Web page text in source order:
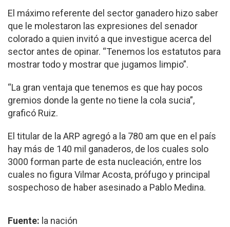
El máximo referente del sector ganadero hizo saber
que le molestaron las expresiones del senador
colorado a quien invitó a que investigue acerca del
sector antes de opinar. “Tenemos los estatutos para
mostrar todo y mostrar que jugamos limpio”.
“La gran ventaja que tenemos es que hay pocos
gremios donde la gente no tiene la cola sucia”,
graficó Ruiz.
El titular de la ARP agregó a la 780 am que en el país
hay más de 140 mil ganaderos, de los cuales solo
3000 forman parte de esta nucleación, entre los
cuales no figura Vilmar Acosta, prófugo y principal
sospechoso de haber asesinado a Pablo Medina.
Fuente: la nación